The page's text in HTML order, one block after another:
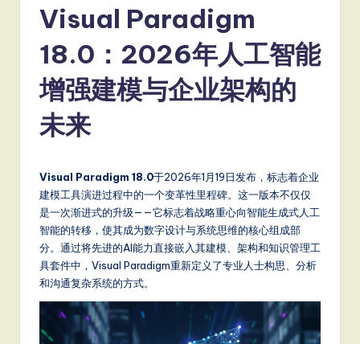
S
p
fi
d
C
hi
Visual Paradigm
18.0：2026年人工智能
增强建模与企业架构的
未来
Visual Paradigm 18.0于2026年1月19日发布，标志着企业
建模工具演进过程中的一个变革性里程碑。这一版本不仅仅
是一次渐进式的升级——它标志着战略重心向智能生成式人工
智能的转移，使其成为数字设计与系统思维的核心组成部
分。通过将先进的AI能力直接嵌入其建模、架构和知识管理工
具套件中，Visual Paradigm重新定义了专业人士构思、分析
和沟通复杂系统的方式。